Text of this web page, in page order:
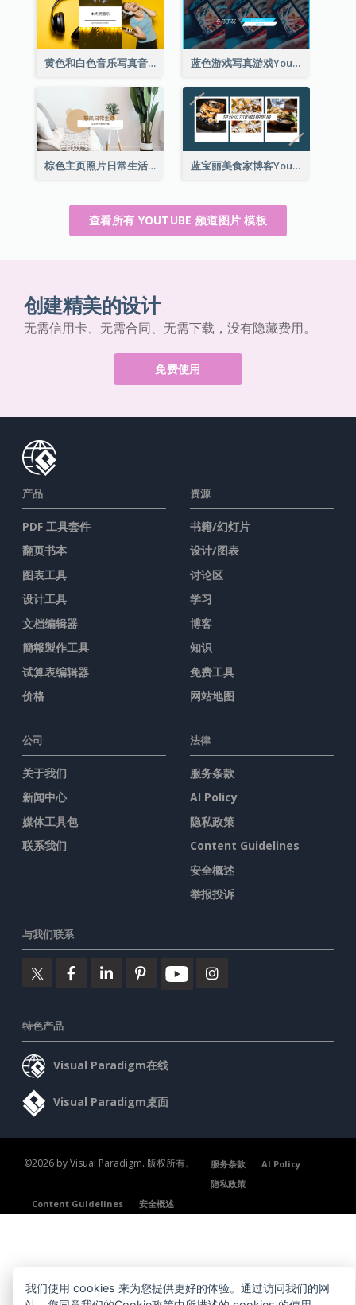
黄色和白色音乐写真音乐频道图片 蓝色游戏写真游戏YouTube频道图片
棕色主页照片日常生活分享YouTube频道图片 蓝宝丽美食家博客YouTube频道图片
查看所有 YOUTUBE 频道图片 模板
创建精美的设计
无需信用卡、无需合同、无需下载，没有隐藏费用。
免费使用
产品
PDF 工具套件
翻页书本
图表工具
设计工具
文档编辑器
簡報製作工具
试算表编辑器
价格
资源
书籍/幻灯片
设计/图表
讨论区
学习
博客
知识
免费工具
网站地图
公司
关于我们
新闻中心
媒体工具包
联系我们
法律
服务条款
AI Policy
隐私政策
Content Guidelines
安全概述
举报投诉
与我们联系
特色产品
Visual Paradigm在线
Visual Paradigm桌面
©2026 by Visual Paradigm. 版权所有。 服务条款
AI Policy
隐私政策
Content Guidelines
安全概述
我们使用 cookies 来为您提供更好的体验。通过访问我们的网